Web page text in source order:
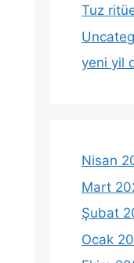
Tuz
yeni yil
Nisan
Mart
Şubat
Ocak